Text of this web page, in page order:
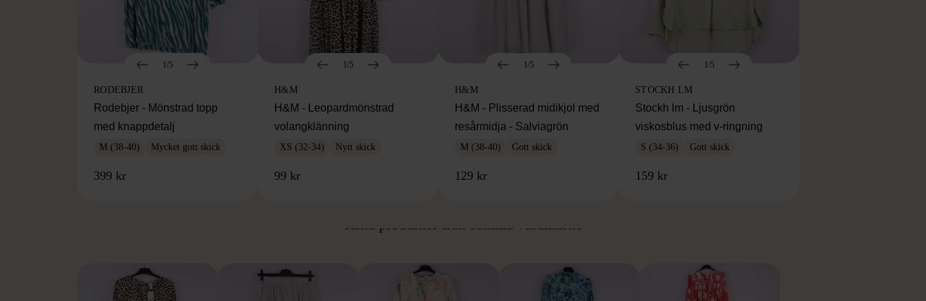
1/5
RODEBJER
Rodebjer - Mönstrad topp
med knappdetalj
M (38-40) Mycket gott skick
399 kr
1/5
H&M
H&M - Leopardmönstrad
volangklänning
XS (32-34) Nytt skick
99 kr
1/5
H&M
H&M - Plisserad midikjol med
resårmidja - Salviagrön
M (38-40) Gott skick
129 kr
1/5
STOCKH LM
Stockh lm - Ljusgrön
viskosblus med v-ringning
S (34-36) Gott skick
159 kr
Hitta produkter från samma varumärke